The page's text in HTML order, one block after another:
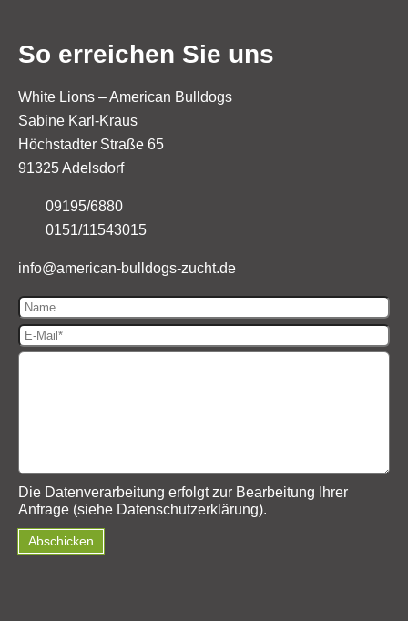
So erreichen Sie uns
White Lions – American Bulldogs
Sabine Karl-Kraus
Höchstadter Straße 65
91325 Adelsdorf
09195/6880
0151/11543015
info@american-bulldogs-zucht.de
Die Datenverarbeitung erfolgt zur Bearbeitung Ihrer
Anfrage (siehe Datenschutzerklärung).